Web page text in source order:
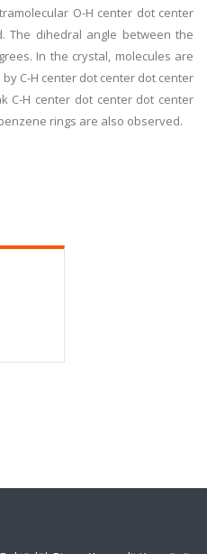
O-H center dot center
The dihedral angle between the
In the crystal, molecules are
C-H center dot center dot center
C-H center dot center dot center
rings are also observed.